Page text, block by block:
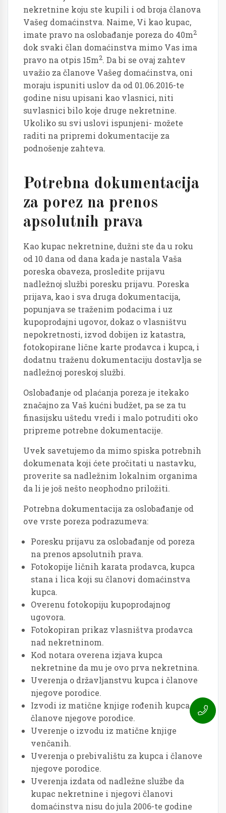
nekretnine koju ste kupili i od broja članova
Vašeg domaćinstva. Naime, Vi kao kupac,
imate pravo na oslobađanje poreza do 40m2
dok svaki član domaćinstva mimo Vas ima
pravo na otpis 15m2. Da bi se ovaj zahtev
uvažio za članove Vašeg domaćinstva, oni
moraju ispuniti uslov da od 01.06.2016-te
godine nisu upisani kao vlasnici, niti
suvlasnici bilo koje druge nekretnine.
Ukoliko su svi uslovi ispunjeni- možete
raditi na pripremi dokumentacije za
podnošenje zahteva.
Potrebna dokumentacija
za porez na prenos
apsolutnih prava
Kao kupac nekretnine, dužni ste da u roku
od 10 dana od dana kada je nastala Vaša
poreska obaveza, prosledite prijavu
nadležnoj službi poresku prijavu. Poreska
prijava, kao i sva druga dokumentacija,
popunjava se traženim podacima i uz
kupoprodajni ugovor, dokaz o vlasništvu
nepokretnosti, izvod dobijen iz katastra,
fotokopirane lične karte prodavca i kupca, i
dodatnu traženu dokumentaciju dostavlja se
nadležnoj poreskoj službi.
Oslobađanje od plaćanja poreza je itekako
značajno za Vaš kućni budžet, pa se za tu
finasijsku uštedu vredi i malo potruditi oko
pripreme potrebne dokumentacije.
Uvek savetujemo da mimo spiska potrebnih
dokumenata koji ćete pročitati u nastavku,
proverite sa nadležnim lokalnim organima
da li je još nešto neophodno priložiti.
Potrebna dokumentacija za oslobađanje od
ove vrste poreza podrazumeva:
Poresku prijavu za oslobađanje od poreza
na prenos apsolutnih prava.
Fotokopije ličnih karata prodavca, kupca
stana i lica koji su članovi domaćinstva
kupca.
Overenu fotokopiju kupoprodajnog
ugovora.
Fotokopiran prikaz vlasništva prodavca
nad nekretninom.
Kod notara overena izjava kupca
nekretnine da mu je ovo prva nekretnina.
Uverenja o državljanstvu kupca i članove
njegove porodice.
Izvodi iz matične knjige rođenih kupca i
članove njegove porodice.
Uverenje o izvodu iz matične knjige
venčanih.
Uverenja o prebivalištu za kupca i članove
njegove porodice.
Uverenja izdata od nadležne službe da
kupac nekretnine i njegovi članovi
domaćinstva nisu do jula 2006-te godine